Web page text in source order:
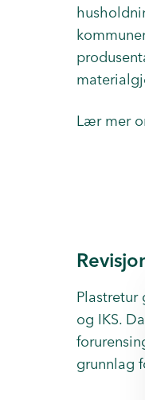
Lær mer
Plastretur
og IKS.
grunnlag